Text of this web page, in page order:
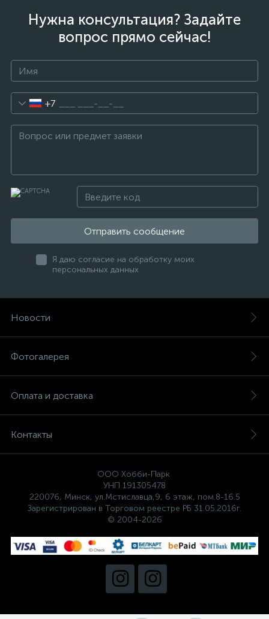
Нужна консультация? Задайте
вопрос прямо сейчас!
+7
Отправить сообщение
Я даю согласие на обработку моих
персональных данных
Новости
Фотогалерея
Оплата и доставка
Контакты
ООО Хобби-Парк
УНП 191305478
220076, Минск, ул.Мстиславца,9, 6 этаж, пом.8-16.5
Зарегистрирован в Торговом реестре РБ 31.05.2016г.
© 2004-2026